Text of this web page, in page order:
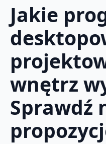
Jakie
wnętrz
Sprawdź